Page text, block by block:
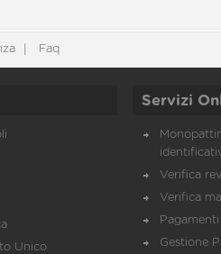
Faq
Unico
Servizi
Verifica
Verifica
Gestione